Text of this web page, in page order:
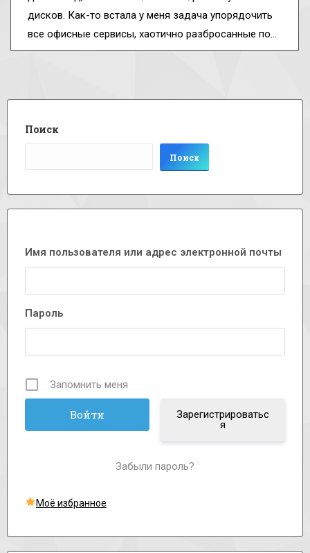
дисков. Как-то встала у меня задача упорядочить
все офисные сервисы, хаотично разбросанные по…
Поиск
Поиск
Имя пользователя или адрес электронной почты
Пароль
Запомнить меня
Зарегистрироватьс
я
Забыли пароль?
Моё избранное